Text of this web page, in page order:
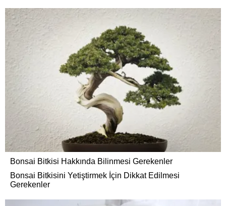
Bonsai Bitkisi Hakkında Bilinmesi Gerekenler
Bonsai Bitkisini Yetiştirmek İçin Dikkat Edilmesi
Gerekenler